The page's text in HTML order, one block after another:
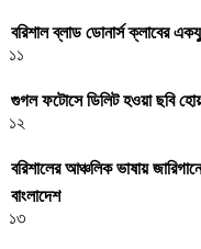
বরিশাল ব্লাড ডোনার্স ক্লাবের
১১
গুগল ফটোসে ডিলিট হওয়া ছবি
১২
বরিশালের আঞ্চলিক ভাষায়
বাংলাদেশ
১৩